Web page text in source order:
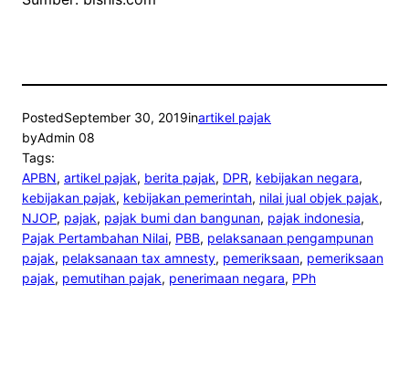
PostedSeptember 30, 2019inartikel pajak
byAdmin 08
Tags:
APBN, artikel pajak, berita pajak, DPR, kebijakan negara
kebijakan pajak, kebijakan pemerintah, nilai jual objek pajak
NJOP, pajak, pajak bumi dan bangunan, pajak indonesia
Pajak Pertambahan Nilai, PBB, pelaksanaan pengampunan
pajak, pelaksanaan tax amnesty, pemeriksaan, pemeriksaan
pajak, pemutihan pajak, penerimaan negara, PPh